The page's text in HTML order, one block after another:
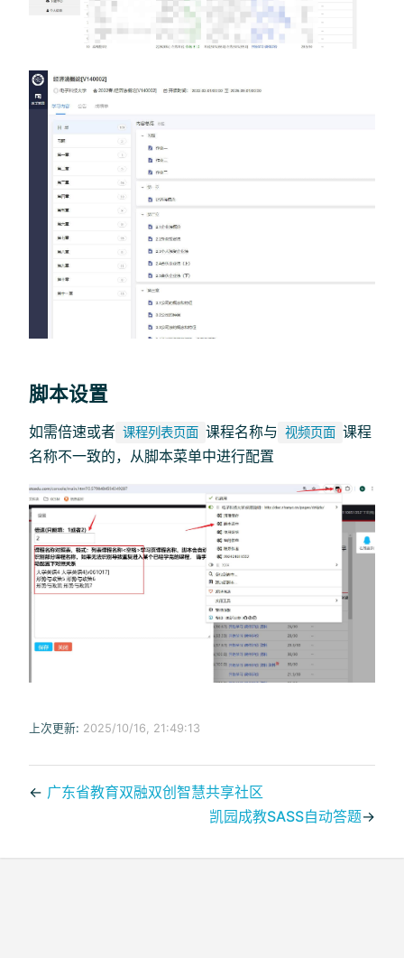
脚本设置
如需倍速或者 课程列表页面 课程名称与 视频页面 课程
名称不一致的，从脚本菜单中进行配置
上次更新: 2025/10/16, 21:49:13
← 广东省教育双融双创智慧共享社区
凯园成教SASS自动答题→